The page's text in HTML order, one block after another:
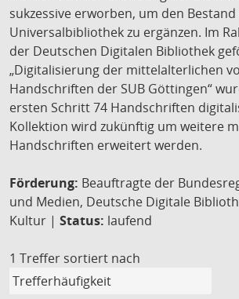
sukzessive erworben, um den
Universalbibliothek zu ergänzen. Im
der Deutschen Digitalen Bibliothek
„Digitalisierung der mittelalterlichen
Handschriften der SUB Göttingen“
ersten Schritt 74 Handschriften
Kollektion wird zukünftig um weitere
Handschriften erweitert werden.
Förderung: Beauftragte der
und Medien, Deutsche Digitale
Kultur | Status: laufend
1 Treffer sortiert nach